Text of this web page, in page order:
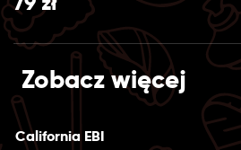
Zobacz więcej
California EBI